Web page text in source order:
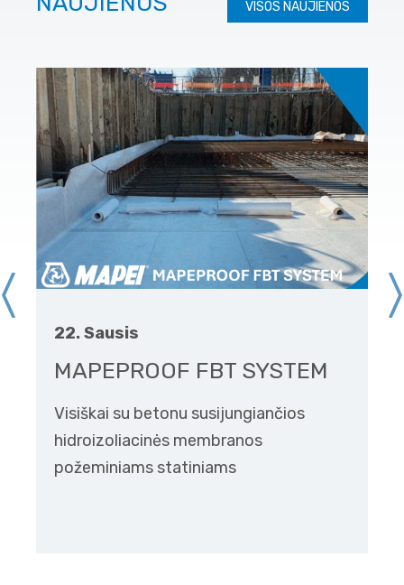
VISOS NAUJIENOS
22. Sausis
MAPEPROOF FBT SYSTEM
Visiškai su betonu susijungiančios
hidroizoliacinės membranos
požeminiams statiniams